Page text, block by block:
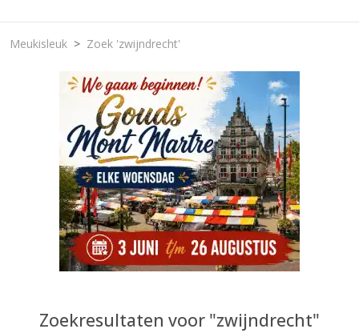
Meukisleuk Zoek 'zwijndrecht'
Zoekresultaten voor "zwijndrecht"